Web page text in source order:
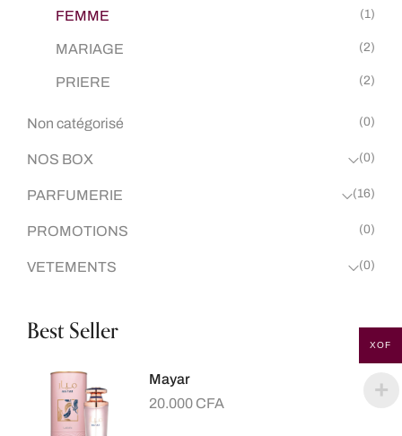
FEMME (1)
MARIAGE (2)
PRIERE (2)
Non catégorisé (0)
NOS BOX (0)
PARFUMERIE (16)
PROMOTIONS (0)
VETEMENTS (0)
Best Seller
Mayar
20.000 CFA
XOF